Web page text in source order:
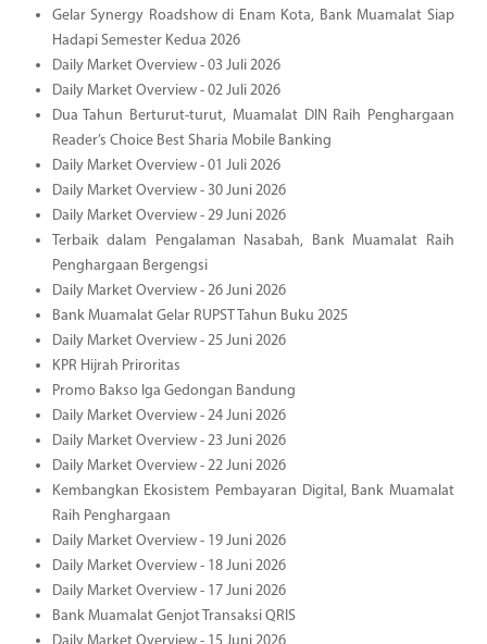
Gelar Synergy Roadshow di Enam Kota, Bank Muamalat Siap
Hadapi Semester Kedua 2026
Daily Market Overview - 03 Juli 2026
Daily Market Overview - 02 Juli 2026
Dua Tahun Berturut-turut, Muamalat DIN Raih Penghargaan
Reader’s Choice Best Sharia Mobile Banking
Daily Market Overview - 01 Juli 2026
Daily Market Overview - 30 Juni 2026
Daily Market Overview - 29 Juni 2026
Terbaik dalam Pengalaman Nasabah, Bank Muamalat Raih
Penghargaan Bergengsi
Daily Market Overview - 26 Juni 2026
Bank Muamalat Gelar RUPST Tahun Buku 2025
Daily Market Overview - 25 Juni 2026
KPR Hijrah Priroritas
Promo Bakso Iga Gedongan Bandung
Daily Market Overview - 24 Juni 2026
Daily Market Overview - 23 Juni 2026
Daily Market Overview - 22 Juni 2026
Kembangkan Ekosistem Pembayaran Digital, Bank Muamalat
Raih Penghargaan
Daily Market Overview - 19 Juni 2026
Daily Market Overview - 18 Juni 2026
Daily Market Overview - 17 Juni 2026
Bank Muamalat Genjot Transaksi QRIS